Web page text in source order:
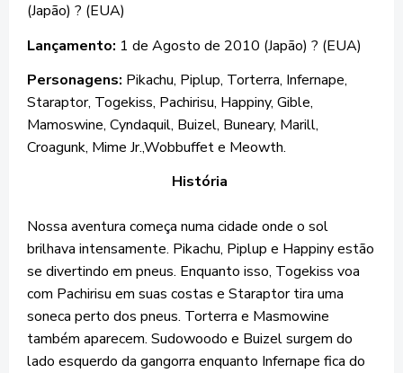
(Japão) ? (EUA)
Lançamento: 1 de Agosto de 2010 (Japão) ? (EUA)
Personagens: Pikachu, Piplup, Torterra, Infernape,
Staraptor, Togekiss, Pachirisu, Happiny, Gible,
Mamoswine, Cyndaquil, Buizel, Buneary, Marill,
Croagunk, Mime Jr.,Wobbuffet e Meowth.
História
Nossa aventura começa numa cidade onde o sol
brilhava intensamente. Pikachu, Piplup e Happiny estão
se divertindo em pneus. Enquanto isso, Togekiss voa
com Pachirisu em suas costas e Staraptor tira uma
soneca perto dos pneus. Torterra e Masmowine
também aparecem. Sudowoodo e Buizel surgem do
lado esquerdo da gangorra enquanto Infernape fica do